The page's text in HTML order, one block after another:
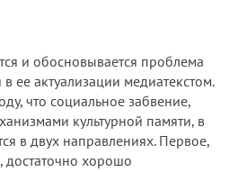
и обосновывается проблема
ее актуализации медиатекстом.
что социальное забвение,
культурной памяти, в
в двух направлениях. Первое,
достаточно хорошо